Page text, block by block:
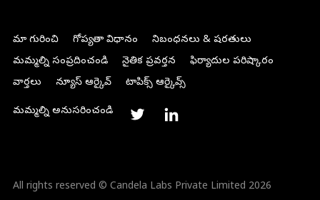
మా గురించి గోప్యతా విధానం
నిబంధనలు & షరతులు
మమ్మల్ని సంప్రదించండి
నైతిక ప్రవర్తన
ఫిర్యాదుల పరిష్కారం
వార్తలు
న్యూస్ ఆర్కైవ్ టాపిక్స్ ఆర్కైవ్స్
మమ్మల్ని అనుసరించండి
All rights reserved © Candela Labs Private Limited 2026